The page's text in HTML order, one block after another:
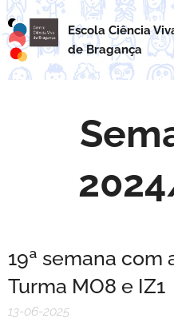
Escola Ciência
deBragança
19ª semana com
Turma MO8 e IZ1
13-06-2025